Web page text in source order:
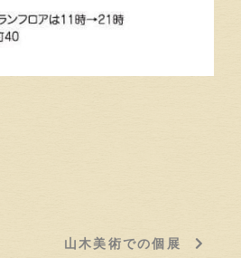
山木美術での個展